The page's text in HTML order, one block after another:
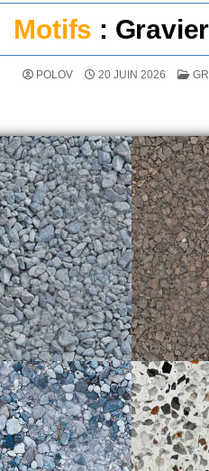
Motifs :
POLOV 20 JUIN 2026